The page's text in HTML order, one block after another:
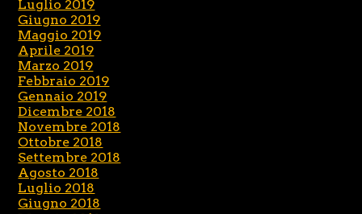
Luglio 2019
Giugno 2019
Maggio 2019
Aprile 2019
Marzo 2019
Febbraio 2019
Gennaio 2019
Dicembre 2018
Novembre 2018
Ottobre 2018
Settembre 2018
Agosto 2018
Luglio 2018
Giugno 2018